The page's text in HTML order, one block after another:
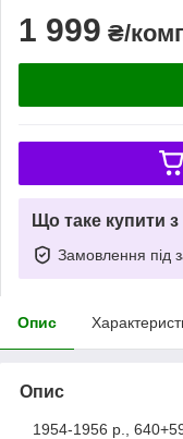
1 999 ₴/
Що таке купити
Замовлення під
Опис
Опис
1954-1956 р.,